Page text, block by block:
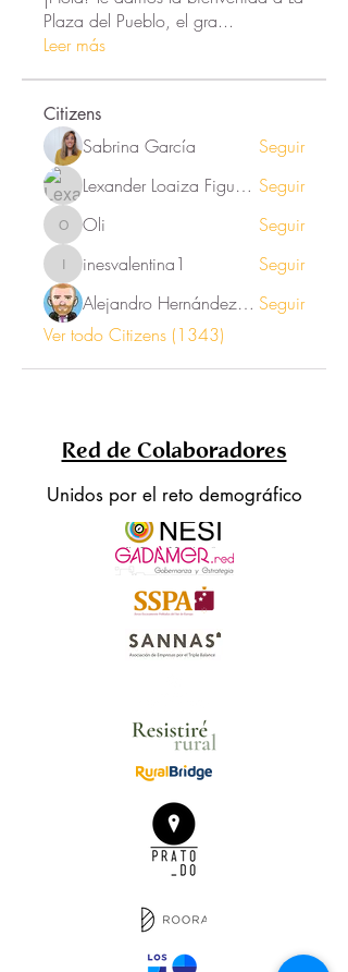
Plaza del Pueblo, el gra...
Leer más
Citizens
Sabrina García
Seguir
Lexander Loaiza Figueroa Seguir
Oli Oli Seguir
inesvalentina1
inesvalentina1
Seguir
Alejandro Hernández Renner Seguir
Ver todo Citizens (1343)
Red de Colaboradores
Unidos por el reto demográfico